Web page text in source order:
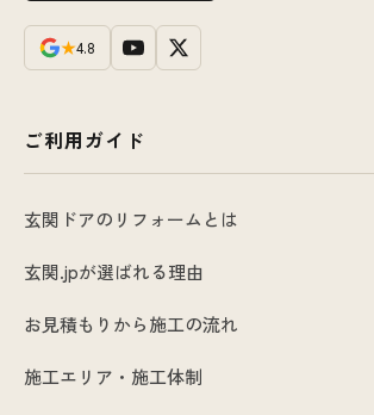
★4.8
ご利用ガイド
玄関ドアのリフォームとは
玄関.jpが選ばれる理由
お見積もりから施工の流れ
施工エリア・施工体制